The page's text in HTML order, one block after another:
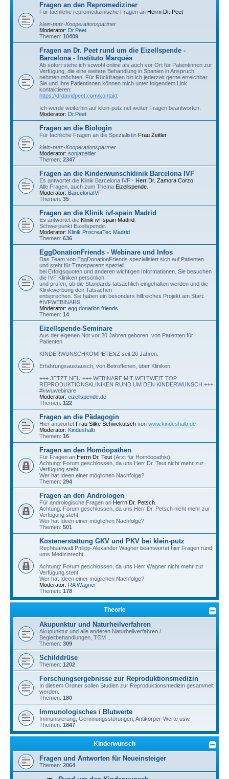
Fragen an den Repromediziner
Für fachliche repromedizinische Fragen an Herrn Dr. Peet
klein-putz-Kooperationspartner
Moderator: Dr.Peet
Themen: 10409
Fragen an Dr. Peet rund um die Eizellspende -
Barcelona - Instituto Marquès
Ab sofort stehe ich sowohl online als auch vor Ort für Patientinnen zur
Verfügung, die eine weitere Behandlung in Spanien in Anspruch
nehmen möchten. Für Rückfragen bin ich jederzeit gerne erreichbar.
Sie und Ihre Patientinnen können mich unter folgendem Link
kontaktieren:
https://drdavidpeet.com/kontakt
Ich werde weiterhin auf klein-putz.net weiter Fragen beantworten.
Moderator: Dr.Peet
Fragen an die Biologin
Für fachliche Fragen an die Spezialistin Frau Zeitler
klein-putz-Kooperationspartner
Moderator: sonjazeitler
Themen: 2347
Fragen an die Kinderwunschklinik Barcelona IVF
Es antwortet die Klinik Barcelona IVF - Herr Dr. Zamora Corzo
Alle Fragen, auch zum Thema Eizellspende
Moderator: BarcelonaIVF
Themen: 35
Fragen an die Klinik ivf-spain Madrid
Es antwortet die Klinik ivf-spain Madrid
Schwerpunkt Eizellspende.
Moderator: Klinik ProcreaTec Madrid
Themen: 636
EggDonationFriends - Webinare und Infos
Das Team von EggDonationFriends spezialisiert sich auf Patienten
und steht für Transparenz speziell
bei Erfolgsquoten und anderen wichtigen Informationen. Sie besuchen
die IVF Kliniken persönlich
und prüfen, ob die Standards tatsächlich eingehalten werden und die
Klinikwerbung den Tatsachen
entsprechen. Sie haben ein besonders hilfreiches Projekt am Start:
#IVFWEBINARS.
Moderator: egg.donation.friends
Themen: 14
Eizellspende-Seminare
Aus der eigenen Not vor 20 Jahren geboren, von Patienten für
Patienten
KINDERWUNSCHKOMPETENZ seit 20 Jahren:
Erfahrungsaustausch, von Betroffenen, über Kliniken
+++ JETZT NEU +++ WEBINARE MIT WELTWEIT TOP
REPRODUKTIONSKLINIKEN RUND UM DEN KINDERWUNSCH +++
#kiwuwebinare
Moderator: eizellspende.de
Themen: 122
Fragen an die Pädagogin
Hier antwortet Frau Silke Schwekutsch von www.kindeshalb.de
Moderator: Kindeshalb
Themen: 16
Fragen an den Homöopathen
Für Fragen an Herrn Dr. Teut (Arzt für Homöopathie).
Achtung: Forum geschlossen, da uns Herr Dr. Teut nicht mehr zur
Verfügung steht.
Wer hat Ideen einer möglichen Nachfolge?
Themen: 294
Fragen an den Andrologen
Für andrologische Fragen an Herrn Dr. Petsch
Achtung: Forum geschlossen, da uns Herr Dr. Petsch nicht mehr zur
Verfügung steht.
Wer hat Ideen einer möglichen Nachfolge?
Themen: 501
Kostenerstattung GKV und PKV bei klein-putz
Rechtsanwalt Philipp-Alexander Wagner beantwortet hier Fragen rund
ums Medizinrecht.
Achtung: Forum geschlossen, da uns Herr Wagner nicht mehr zur
Verfügung steht.
Wer hat Ideen einer möglichen Nachfolge?
Moderator: RA Wagner
Themen: 178
Theorie
Akupunktur und Naturheilverfahren
Akupunktur und alle anderen Naturheilverfahren /
Begleitbehandlungen, TCM ...
Themen: 309
Schilddrüse
Themen: 1202
Forschungsergebnisse zur Reproduktionsmedizin
In diesem Ordner sollen Studien zur Reproduktionsmedizin gesammelt
werden.
Themen: 180
Immunologisches / Blutwerte
Immunisierung, Gerinnungsstörungen, Antikörper-Werte usw.
Themen: 1847
Kinderwunsch
Fragen und Antworten für Neueinsteiger
Themen: 2064